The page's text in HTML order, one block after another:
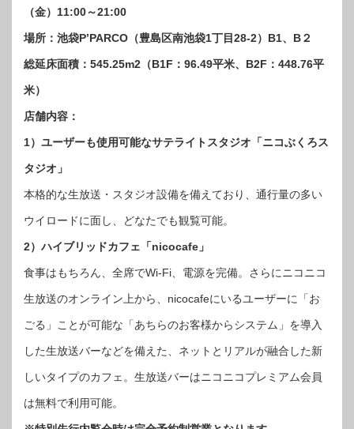
（金）11:00～21:00
場所：池袋P’PARCO（豊島区南池袋1丁目28-2）B1、B２
総延床面積：545.25m2（B1F：96.49平米、B2F：448.76平
米）
店舗内容：
1）ユーザーも使用可能なサテライトスタジオ「ニコぶくろス
タジオ」
本格的な生放送・スタジオ設備を備えており、通行量の多い
ウイロードに面し、どなたでも観覧可能。
2）ハイブリッドカフェ「nicocafe」
食事はもちろん、全席でWi-Fi、電源を完備。さらにニコニコ
生放送のオンライン上から、nicocafeにいるユーザーに「お
ごる」ことが可能な「あちらのお客様からシステム」を導入
した生放送バーなどを備えた、ネットとリアルが融合した新
しいタイプのカフェ。生放送バーはニコニコプレミアム会員
は無料で利用可能。